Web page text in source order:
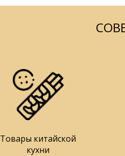
Товары китайской
кухни